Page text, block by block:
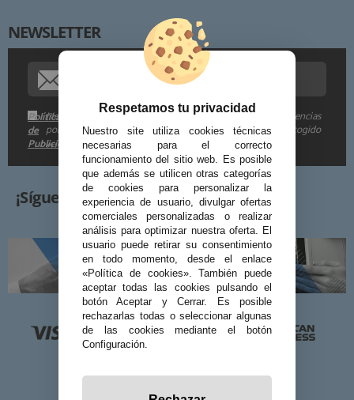
NEWSLETTER
Me gustaría recibir descuentos exclusivos, novedades y tendencias
por e-mail. Puedo darme de baja cuando quiera según lo recogido
en la
Política
de
Publicidad
Procedencia de los datos:
Información adicional:
¡Síguenos!
Respetamos tu privacidad
Nuestro site utiliza cookies técnicas
necesarias para el correcto
funcionamiento del sitio web. Es posible
que además se utilicen otras categorías
de cookies para personalizar la
experiencia de usuario, divulgar ofertas
comerciales personalizadas o realizar
análisis para optimizar nuestra oferta. El
usuario puede retirar su consentimiento
en todo momento, desde el enlace
«Política de cookies». También puede
aceptar todas las cookies pulsando el
botón Aceptar y Cerrar. Es posible
rechazarlas todas o seleccionar algunas
de las cookies mediante el botón
Configuración.